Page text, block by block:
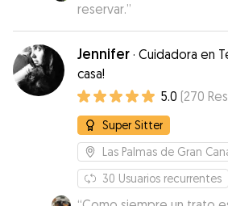
reservar.”
Jennifer · Cuidadora en
casa!
5.0 (270
Super Sitter
Las Palmas de Gran
30 Usuarios recurrentes